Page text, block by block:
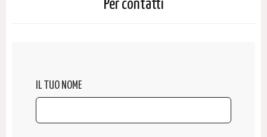
Per contatti
IL TUO NOME